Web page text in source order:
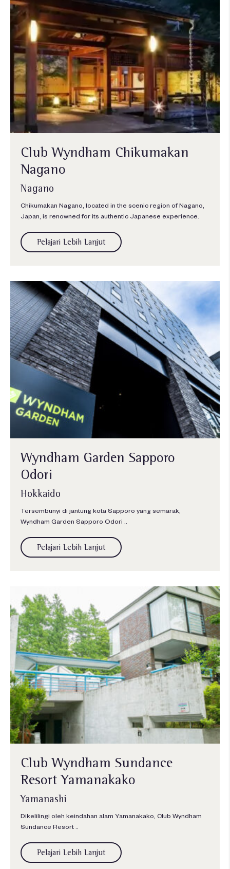
Club Wyndham Chikumakan
Nagano
Nagano
Chikumakan Nagano, located in the scenic region of Nagano,
Japan, is renowned for its authentic Japanese experience.
Pelajari Lebih Lanjut
Wyndham Garden Sapporo
Odori
Hokkaido
Tersembunyi di jantung kota Sapporo yang semarak,
Wyndham Garden Sapporo Odori ..
Pelajari Lebih Lanjut
Club Wyndham Sundance
Resort Yamanakako
Yamanashi
Dikelilingi oleh keindahan alam Yamanakako, Club Wyndham
Sundance Resort ..
Pelajari Lebih Lanjut